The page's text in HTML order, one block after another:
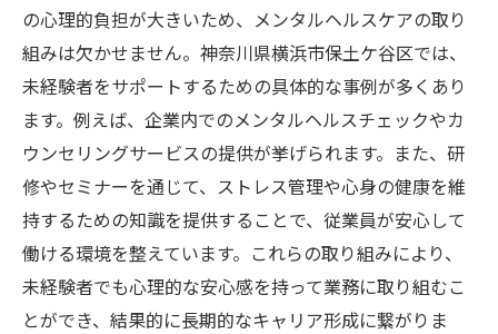
の心理的負担が大きいため、メンタルヘルスケアの取り
組みは欠かせません。神奈川県横浜市保土ケ谷区では、
未経験者をサポートするための具体的な事例が多くあり
ます。例えば、企業内でのメンタルヘルスチェックやカ
ウンセリングサービスの提供が挙げられます。また、研
修やセミナーを通じて、ストレス管理や心身の健康を維
持するための知識を提供することで、従業員が安心して
働ける環境を整えています。これらの取り組みにより、
未経験者でも心理的な安心感を持って業務に取り組むこ
とができ、結果的に長期的なキャリア形成に繋がりま